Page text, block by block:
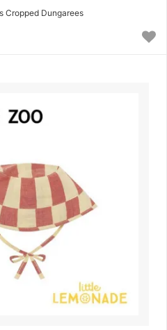
Cropped Dungarees